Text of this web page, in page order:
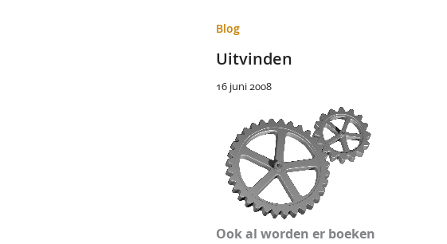
Blog
Uitvinden
16 juni 2008
Ook al worden er boeken